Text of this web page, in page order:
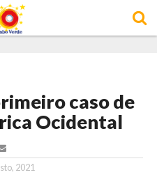
caso de
Ocidental
2021